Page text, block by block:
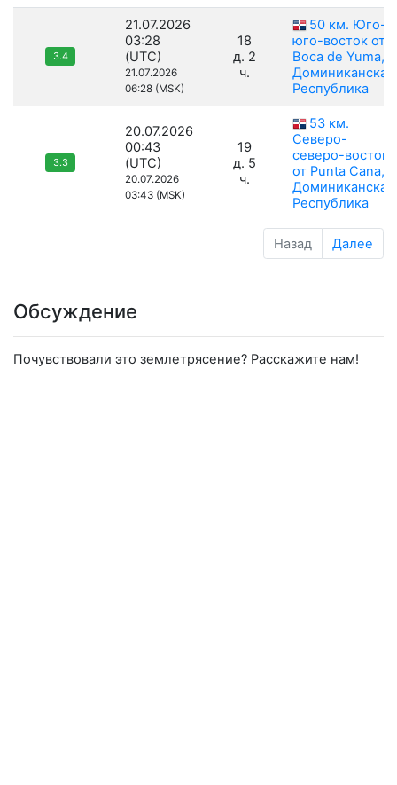
3.4
21.07.2026
03:28
(UTC)
21.07.2026
06:28 (MSK)
18
д. 2
ч.
50 км. Юго-
юго-восток от
Boca de Yuma,
Доминиканская
Республика
3.3
20.07.2026
00:43
(UTC)
20.07.2026
03:43 (MSK)
19
д. 5
ч.
53 км.
Северо-
северо-восток
от Punta Cana,
Доминиканская
Республика
Назад Далее
Обсуждение
Почувствовали это землетрясение? Расскажите нам!